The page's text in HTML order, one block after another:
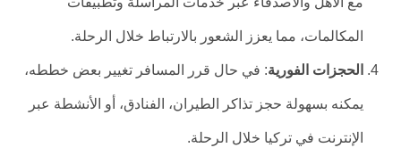
المكالمات، مما يعزز الشعور بالارتباط خلال الرحلة.
الحجزات الفورية: في حال قرر المسافر تغيير بعض خططه،
يمكنه بسهولة حجز تذاكر الطيران، الفنادق، أو الأنشطة عبر
الإنترنت في تركيا خلال الرحلة.